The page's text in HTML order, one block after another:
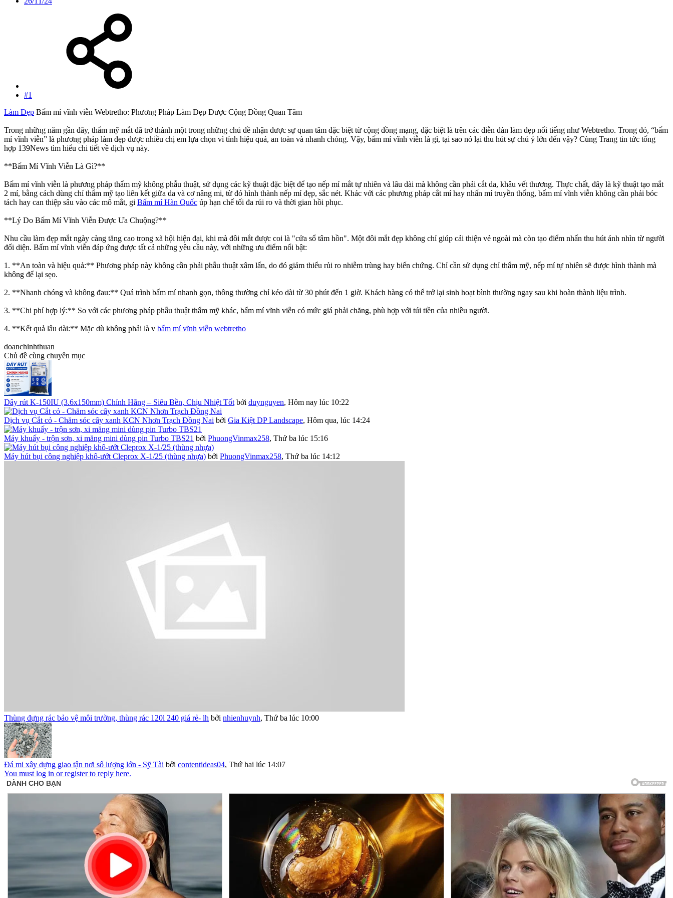
#1
Làm Đẹp Bấm mí vĩnh viễn Webtretho: Phương Pháp Làm Đẹp Được Cộng Đồng Quan Tâm
Trong những năm gần đây, thẩm mỹ mắt đã trở thành một trong những chủ đề nhận được sự quan tâm đặc biệt từ cộng đồng mạng, đặc biệt là trên các diễn đàn làm đẹp nổi tiếng như Webtretho. Trong đó, “bấm
mí vĩnh viễn” là phương pháp làm đẹp được nhiều chị em lựa chọn vì tính hiệu quả, an toàn và nhanh chóng. Vậy, bấm mí vĩnh viễn là gì, tại sao nó lại thu hút sự chú ý lớn đến vậy? Cùng Trang tin tức tổng
hợp 139News tìm hiểu chi tiết về dịch vụ này.
**Bấm Mí Vĩnh Viễn Là Gì?**
Bấm mí vĩnh viễn là phương pháp thẩm mỹ không phẫu thuật, sử dụng các kỹ thuật đặc biệt để tạo nếp mí mắt tự nhiên và lâu dài mà không cần phải cắt da, khâu vết thương. Thực chất, đây là kỹ thuật tạo mắt
2 mí, bằng cách dùng chỉ thẩm mỹ tạo liên kết giữa da và cơ nâng mi, từ đó hình thành nếp mí đẹp, sắc nét. Khác với các phương pháp cắt mí hay nhấn mí truyền thống, bấm mí vĩnh viễn không cần phải bóc
tách hay can thiệp sâu vào các mô mắt, gi Bấm mí Hàn Quốc úp hạn chế tối đa rủi ro và thời gian hồi phục.
**Lý Do Bấm Mí Vĩnh Viễn Được Ưa Chuộng?**
Nhu cầu làm đẹp mắt ngày càng tăng cao trong xã hội hiện đại, khi mà đôi mắt được coi là "cửa sổ tâm hồn". Một đôi mắt đẹp không chỉ giúp cải thiện vẻ ngoài mà còn tạo điểm nhấn thu hút ánh nhìn từ người
đối diện. Bấm mí vĩnh viễn đáp ứng được tất cả những yêu cầu này, với những ưu điểm nổi bật:
1. **An toàn và hiệu quả:** Phương pháp này không cần phải phẫu thuật xâm lấn, do đó giảm thiểu rủi ro nhiễm trùng hay biến chứng. Chỉ cần sử dụng chỉ thẩm mỹ, nếp mí tự nhiên sẽ được hình thành mà
không để lại sẹo.
2. **Nhanh chóng và không đau:** Quá trình bấm mí nhanh gọn, thông thường chỉ kéo dài từ 30 phút đến 1 giờ. Khách hàng có thể trở lại sinh hoạt bình thường ngay sau khi hoàn thành liệu trình.
3. **Chi phí hợp lý:** So với các phương pháp phẫu thuật thẩm mỹ khác, bấm mí vĩnh viễn có mức giá phải chăng, phù hợp với túi tiền của nhiều người.
4. **Kết quả lâu dài:** Mặc dù không phải là v bấm mí vĩnh viễn webtretho
doanchinhthuan
Chủ đề cùng chuyên mục
Dây rút K-150IU (3.6x150mm) Chính Hãng – Siêu Bền, Chịu Nhiệt Tốt bởi duynguyen, Hôm nay lúc 10:22
Dịch vụ Cắt cỏ - Chăm sóc cây xanh KCN Nhơn Trạch Đồng Nai bởi Gia Kiệt DP Landscape, Hôm qua, lúc 14:24
Máy khuấy - trộn sơn, xi măng mini dùng pin Turbo TBS21 bởi PhuongVinmax258, Thứ ba lúc 15:16
Máy hút bụi công nghiệp khô-ướt Cleprox X-1/25 (thùng nhựa) bởi PhuongVinmax258, Thứ ba lúc 14:12
Thùng đựng rác bảo vệ môi trường, thùng rác 120l 240 giá rẻ- lh bởi nhienhuynh, Thứ ba lúc 10:00
Đá mi xây dựng giao tận nơi số lượng lớn - Sỹ Tài bởi contentideas04, Thứ hai lúc 14:07
You must log in or register to reply here.